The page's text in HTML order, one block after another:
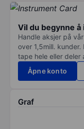
Vil du begynne
Handle aksjer på
over 1,5mill.
tape hele eller deler
Åpne konto
Graf